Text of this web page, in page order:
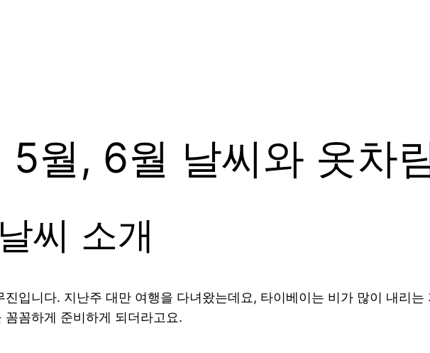
5월, 6월 날씨와 옷차
씨 소개
입니다. 지난주 대만 여행을 다녀왔는데요, 타이베이는 비가 많이 내리
꼼하게 준비하게 되더라고요.